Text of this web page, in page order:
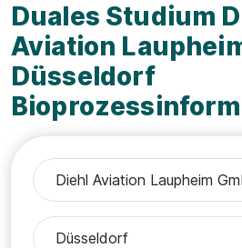
Duales Studium
Aviation
Düsseldorf